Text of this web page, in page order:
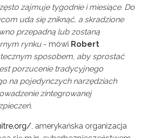
zajmuje tygodnie i miesiące. Do
uda się zniknąć, a skradzione
przepadną lub zostaną
rynku - mówi Robert
sposobem, aby sprostać
porzucenie tradycyjnego
na pojedynczych narzędziach
zintegrowanej
, amerykańska organizacja